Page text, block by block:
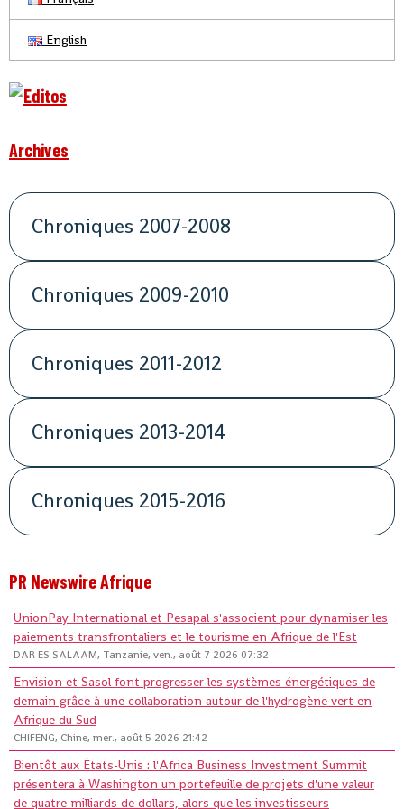
English
Archives
Chroniques 2007-2008
Chroniques 2009-2010
Chroniques 2011-2012
Chroniques 2013-2014
Chroniques 2015-2016
PR Newswire Afrique
UnionPay International et Pesapal s'associent pour dynamiser les
paiements transfrontaliers et le tourisme en Afrique de l'Est
DAR ES SALAAM, Tanzanie, ven., août 7 2026 07:32
Envision et Sasol font progresser les systèmes énergétiques de
demain grâce à une collaboration autour de l'hydrogène vert en
Afrique du Sud
CHIFENG, Chine, mer., août 5 2026 21:42
Bientôt aux États-Unis : l'Africa Business Investment Summit
présentera à Washington un portefeuille de projets d'une valeur
de quatre milliards de dollars, alors que les investisseurs